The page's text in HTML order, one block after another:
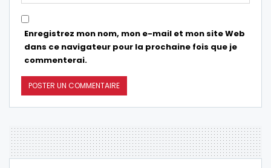
Enregistrez mon nom, mon e-mail et mon site Web
dans ce navigateur pour la prochaine fois que je
commenterai.